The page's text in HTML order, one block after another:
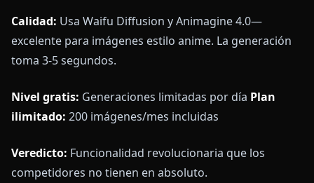
Calidad: Usa Waifu Diffusion y Animagine 4.0—
excelente para imágenes estilo anime. La generación
toma 3-5 segundos.
Nivel gratis: Generaciones limitadas por día Plan
ilimitado: 200 imágenes/mes incluidas
Veredicto: Funcionalidad revolucionaria que los
competidores no tienen en absoluto.